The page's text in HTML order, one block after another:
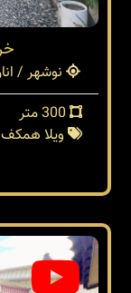
نوشهر /
ویلا همکف